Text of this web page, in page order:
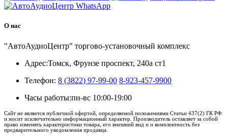
О нас
"АвтоАудиоЦентр" торгово-установочный комплекс
Адрес:Томск, Фрунзе проспект, 240а ст1
Телефон: 8 (3822) 97-99-00 8-923-457-9900
Часы работы:пн-вс 10:00-19:00
Сайт не является публичной офертой, определяемой положениями Статьи 437(2) ГК РФ
и носит исключительно информационный характер. Производитель оставляет за собой
право изменять характеристики товара, его внешний вид и и комплектность без
предварительного уведомления продавца.